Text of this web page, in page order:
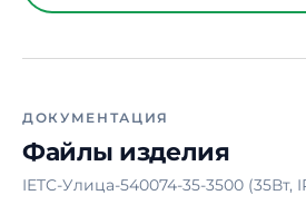
Длина
Ширина
Срок службы
10
ДОКУМЕНТАЦИЯ
Файлы изделия
IETC-Улица-540074-35-3500 (35Вт,